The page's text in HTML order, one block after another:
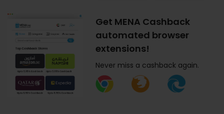
Get MENA Cashback
automated browser
extensions!
Never miss a cashback again.